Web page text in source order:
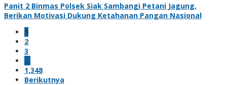
Panit 2 Binmas Polsek Siak Sambangi Petani Jagung,
Berikan Motivasi Dukung Ketahanan Pangan Nasional
1
2
3
…
1,348
Berikutnya